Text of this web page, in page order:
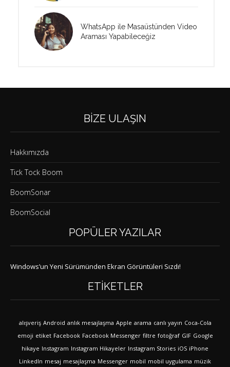
WhatsApp ile Masaüstünden Video
Araması Yapabileceğiz
BIZE ULAŞIN
Hakkımızda
Tick Tock Boom
BoomSonar
BoomSocial
POPÜLER YAZILAR
Windows’un Yeni Sürümünden Ekran Görüntüleri Sızdı!
ETIKETLER
alışveriş Android anlık mesajlaşma Apple arama canlı yayın Coca-Cola
emoji etiket Facebook Facebook Messenger filtre fotoğraf GIF Google
hikaye Instagram Instagram Hikayeler Instagram Stories iOS iPhone
LinkedIn mesaj mesajlaşma Messenger mobil mobil uygulama müzik